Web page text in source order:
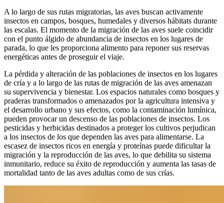
A lo largo de sus rutas migratorias, las aves buscan activamente
insectos en campos, bosques, humedales y diversos hábitats durante
las escalas. El momento de la migración de las aves suele coincidir
con el punto álgido de abundancia de insectos en los lugares de
parada, lo que les proporciona alimento para reponer sus reservas
energéticas antes de proseguir el viaje.
La pérdida y alteración de las poblaciones de insectos en los lugares
de cría y a lo largo de las rutas de migración de las aves amenazan
su supervivencia y bienestar. Los espacios naturales como bosques y
praderas transformados o amenazados por la agricultura intensiva y
el desarrollo urbano y sus efectos, como la contaminación lumínica,
pueden provocar un descenso de las poblaciones de insectos. Los
pesticidas y herbicidas destinados a proteger los cultivos perjudican
a los insectos de los que dependen las aves para alimentarse. La
escasez de insectos ricos en energía y proteínas puede dificultar la
migración y la reproducción de las aves, lo que debilita su sistema
inmunitario, reduce su éxito de reproducción y aumenta las tasas de
mortalidad tanto de las aves adultas como de sus crías.